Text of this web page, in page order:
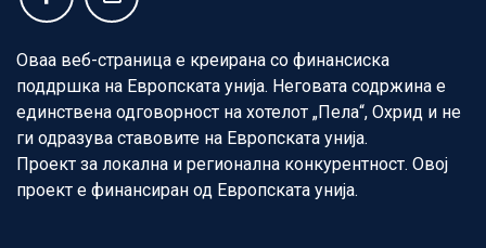
Оваа веб-страница е креирана со финансиска
поддршка на Европската унија. Неговата содржина е
единствена одговорност на хотелот „Пела“, Охрид и не
ги одразува ставовите на Европската унија.
Проект за локална и регионална конкурентност. Овој
проект е финансиран од Европската унија.